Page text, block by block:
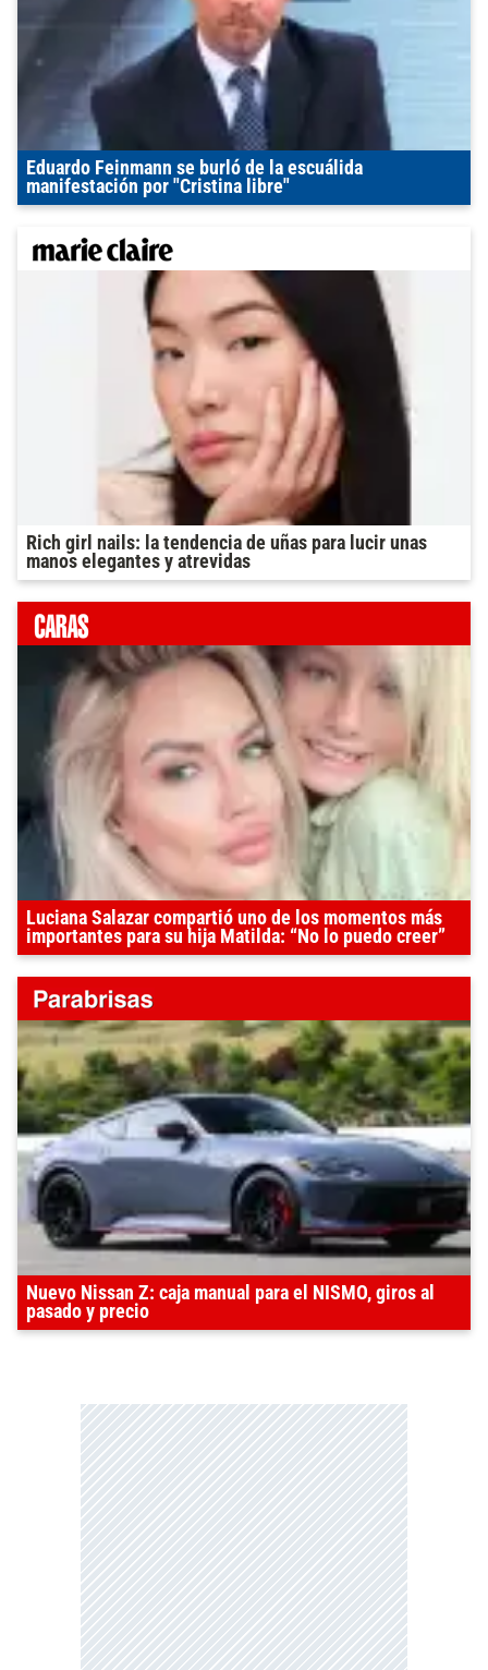
Eduardo Feinmann se burló de la escuálida
manifestación por "Cristina libre"
Rich girl nails: la tendencia de uñas para lucir unas
manos elegantes y atrevidas
Luciana Salazar compartió uno de los momentos más
importantes para su hija Matilda: “No lo puedo creer”
Nuevo Nissan Z: caja manual para el NISMO, giros al
pasado y precio